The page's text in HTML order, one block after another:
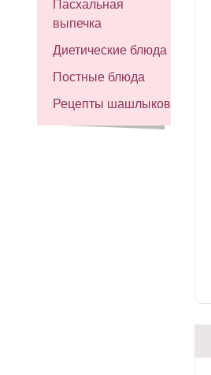
Пасхальная
выпечка
Диетические блюда
Постные блюда
Рецепты шашлыков